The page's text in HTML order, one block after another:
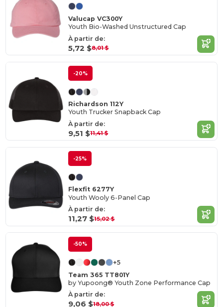
Valucap VC300Y
Youth Bio-Washed Unstructured Cap
À partir de:
5,72 $8,01 $
-20%
Richardson 112Y
Youth Trucker Snapback Cap
À partir de:
9,51 $11,41 $
-25%
Flexfit 6277Y
Youth Wooly 6-Panel Cap
À partir de:
11,27 $15,02 $
-50%
+5
Team 365 TT801Y
by Yupoong® Youth Zone Performance Cap
À partir de:
9,06 $18,00 $